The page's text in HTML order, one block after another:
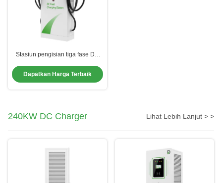
Stasiun pengisian tiga fase DC
Dapatkan Harga Terbaik
240KW DC Charger Lihat Lebih Lanjut > >